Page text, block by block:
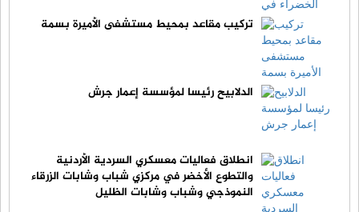
تركيب مقاعد بمحيط مستشفى الأميرة بسمة
الدلابيح رئيسا لمؤسسة إعمار جرش
انطلاق فعاليات معسكري السردية الأردنية
والتطوع الأخضر في مركزي شباب وشابات الزرقاء
النموذجي وشباب وشابات الظليل